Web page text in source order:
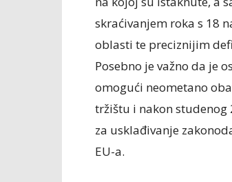
skraćivanjem roka s 18
oblasti te preciznijim
Posebno je važno da je
omogući neometano
tržištu i nakon
za usklađivanje
EU-a.